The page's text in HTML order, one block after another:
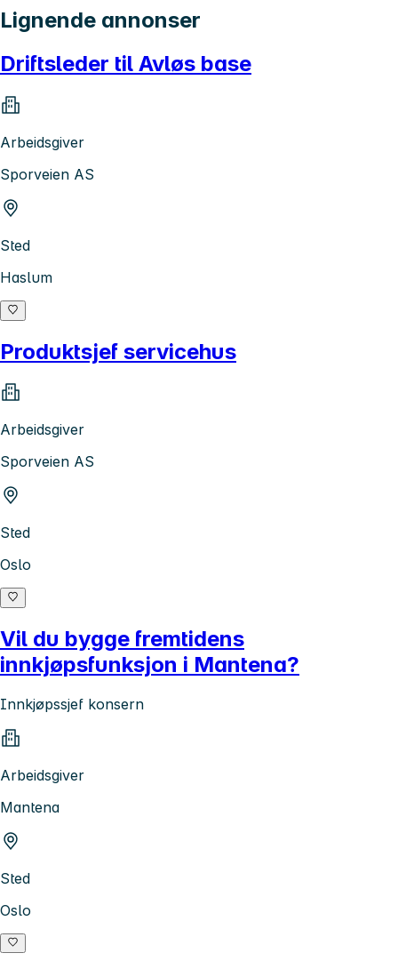
Lignende annonser
Driftsleder til Avløs base
Arbeidsgiver
Sporveien AS
Sted
Haslum
Produktsjef servicehus
Arbeidsgiver
Sporveien AS
Sted
Oslo
Vil du bygge fremtidens
innkjøpsfunksjon i Mantena?
Innkjøpssjef konsern
Arbeidsgiver
Mantena
Sted
Oslo